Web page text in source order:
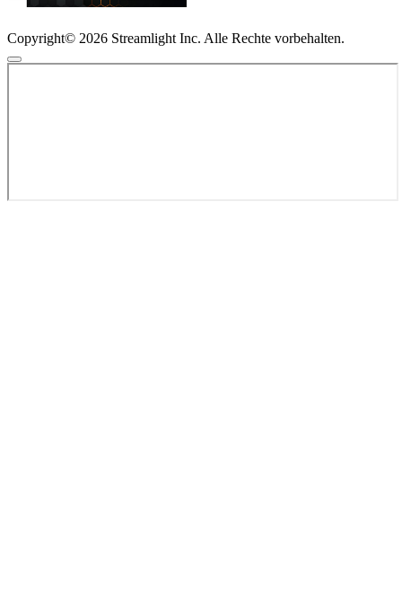
Copyright© 2026 Streamlight Inc. Alle Rechte vorbehalten.